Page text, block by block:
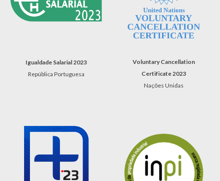
Igualdade Salarial 2023
República Portuguesa
Voluntary Cancellation
Certificate 2023
Nações Unidas